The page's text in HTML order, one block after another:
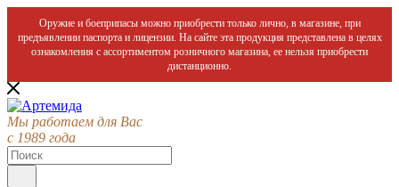
Оружие и боеприпасы можно приобрести только лично, в магазине, при
предъявлении паспорта и лицензии. На сайте эта продукция представлена в целях
ознакомления с ассортиментом розничного магазина, ее нельзя приобрести
дистанционно.
Мы работаем для Вас
с 1989 года